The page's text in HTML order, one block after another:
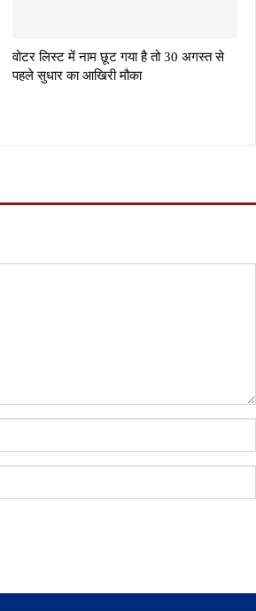
वोटर लिस्ट में नाम छूट गया है तो 30 अगस्त से
पहले सुधार का आखिरी मौका